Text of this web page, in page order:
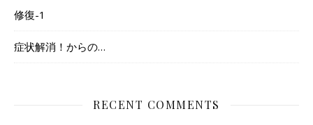
修復-1
症状解消！からの…
RECENT COMMENTS